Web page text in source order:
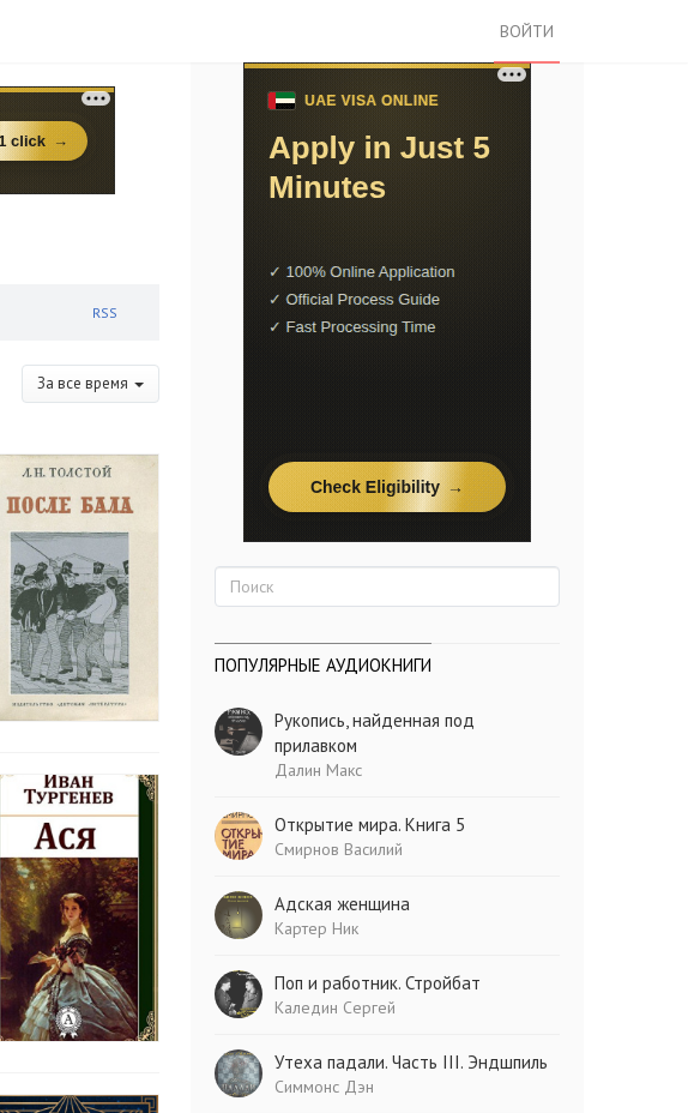
ВОЙТИ
RSS
За все время
ПОПУЛЯРНЫЕ АУДИОКНИГИ
Рукопись, найденная под
прилавком
Далин Макс
Открытие мира. Книга 5
Смирнов Василий
Адская женщина
Картер Ник
Поп и работник. Стройбат
Каледин Сергей
Утеха падали. Часть III. Эндшпиль
Симмонс Дэн